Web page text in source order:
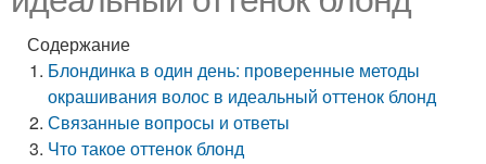
Содержание
Блондинка в один день: проверенные методы
окрашивания волос в идеальный оттенок блонд
Связанные вопросы и ответы
Что такое оттенок блонд